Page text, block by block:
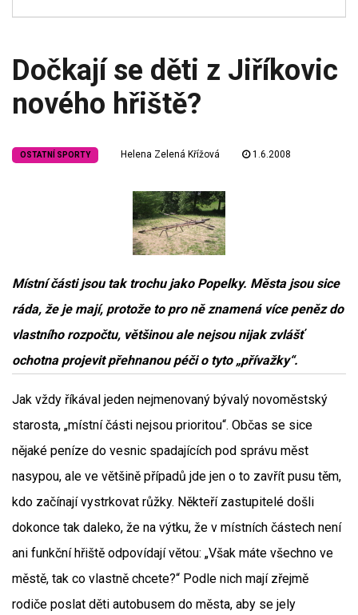
Dočkají se děti z Jiříkovic
nového hřiště?
OSTATNÍ SPORTY Helena Zelená Křížová 1.6.2008
Místní části jsou tak trochu jako Popelky. Města jsou sice
ráda, že je mají, protože to pro ně znamená více peněz do
vlastního rozpočtu, většinou ale nejsou nijak zvlášť
ochotna projevit přehnanou péči o tyto „přívažky“.
Jak vždy říkával jeden nejmenovaný bývalý novoměstský
starosta, „místní části nejsou prioritou“. Občas se sice
nějaké peníze do vesnic spadajících pod správu měst
nasypou, ale ve většině případů jde jen o to zavřít pusu těm,
kdo začínají vystrkovat růžky. Někteří zastupitelé došli
dokonce tak daleko, že na výtku, že v místních částech není
ani funkční hřiště odpovídají větou: „Však máte všechno ve
městě, tak co vlastně chcete?“ Podle nich mají zřejmě
rodiče poslat děti autobusem do města, aby se jely